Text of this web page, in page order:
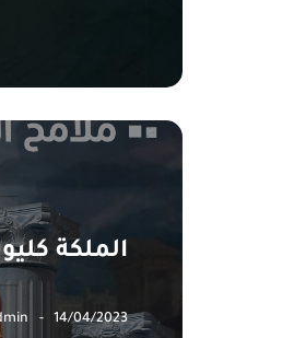
الملكة
14/04/2023